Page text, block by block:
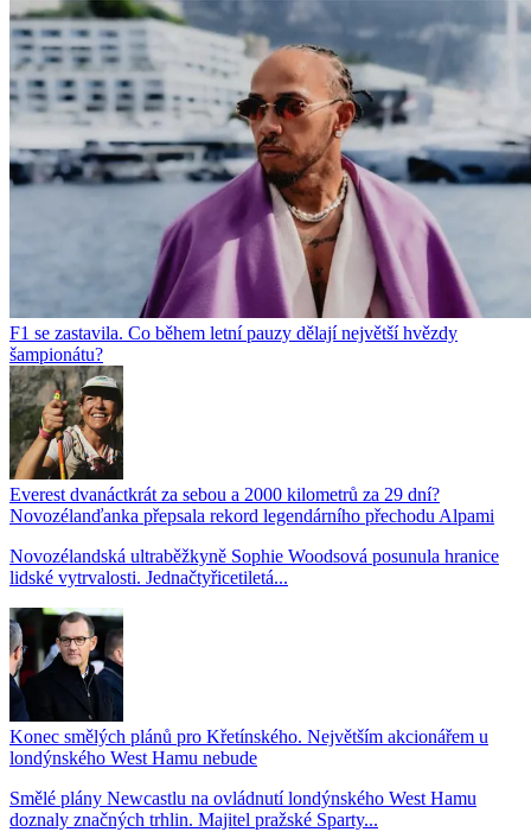
F1 se zastavila. Co během letní pauzy dělají největší hvězdy
šampionátu?
Everest dvanáctkrát za sebou a 2000 kilometrů za 29 dní?
Novozélanďanka přepsala rekord legendárního přechodu Alpami
Novozélandská ultraběžkyně Sophie Woodsová posunula hranice
lidské vytrvalosti. Jednačtyřicetiletá...
Konec smělých plánů pro Křetínského. Největším akcionářem u
londýnského West Hamu nebude
Smělé plány Newcastlu na ovládnutí londýnského West Hamu
doznaly značných trhlin. Majitel pražské Sparty...